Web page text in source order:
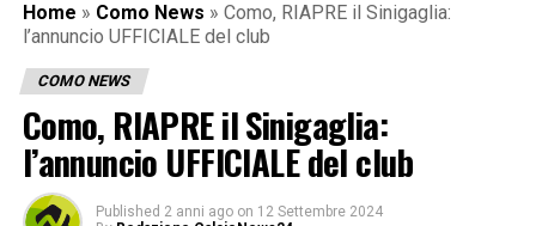
Home » Como News » Como, RIAPRE il Sinigaglia:
l’annuncio UFFICIALE del club
COMO NEWS
Como, RIAPRE il Sinigaglia:
l’annuncio UFFICIALE del club
Published 2 anni ago on 12 Settembre 2024